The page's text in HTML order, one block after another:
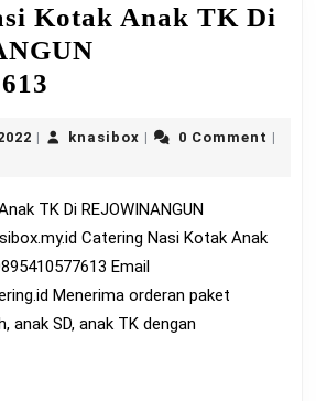
Kotak Anak TK Di
Kotak
TK
Di
REJOWINANGUN
0895410577613
September
| knasiboxknasibox
| 0 Comment |
Catering Nasi Kotak Anak
Email
Menerima orderan paket
anak SD, anak TK dengan